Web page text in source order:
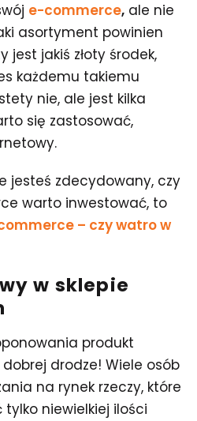
e-commerce, ale nie
asortyment powinien
jest jakiś złoty środek,
każdemu takiemu
nie, ale jest kilka
się zastosować,
jesteś zdecydowany, czy
warto inwestować, to
– czy watro w
w sklepie
produkt
drodze! Wiele osób
na rynek rzeczy, które
niewielkiej ilości